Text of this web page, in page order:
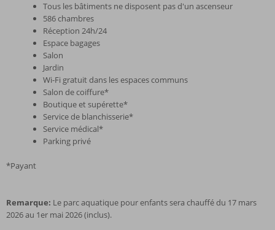
Tous les bâtiments ne disposent pas d'un ascenseur
586 chambres
Réception 24h/24
Espace bagages
Salon
Jardin
Wi-Fi gratuit dans les espaces communs
Salon de coiffure*
Boutique et supérette*
Service de blanchisserie*
Service médical*
Parking privé
*Payant
Remarque: Le parc aquatique pour enfants sera chauffé du 17 mars
2026 au 1er mai 2026 (inclus).